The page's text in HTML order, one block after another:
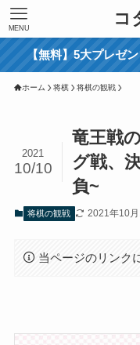
コ
MENU
【無料】5大プレゼ
ホーム 将棋 将棋の観戦
竜王戦
グ戦、
負~
2021
10/10
将棋の観戦 2021年10
当ページのリンク